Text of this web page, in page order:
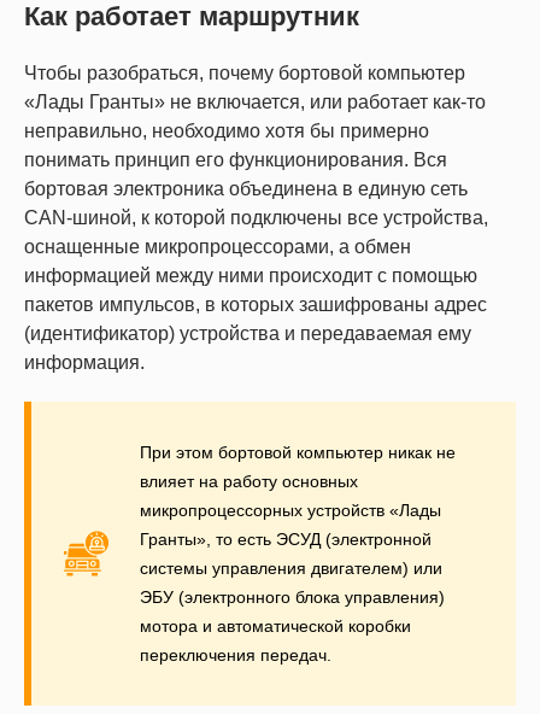
Как работает маршрутник
Чтобы разобраться, почему бортовой компьютер
«Лады Гранты» не включается, или работает как-то
неправильно, необходимо хотя бы примерно
понимать принцип его функционирования. Вся
бортовая электроника объединена в единую сеть
CAN-шиной, к которой подключены все устройства,
оснащенные микропроцессорами, а обмен
информацией между ними происходит с помощью
пакетов импульсов, в которых зашифрованы адрес
(идентификатор) устройства и передаваемая ему
информация.
При этом бортовой компьютер никак не
влияет на работу основных
микропроцессорных устройств «Лады
Гранты», то есть ЭСУД (электронной
системы управления двигателем) или
ЭБУ (электронного блока управления)
мотора и автоматической коробки
переключения передач.